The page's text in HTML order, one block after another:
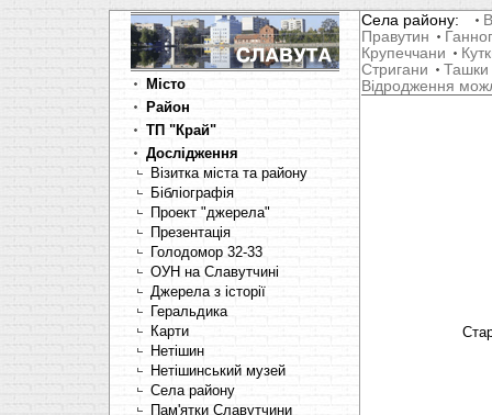
Місто
Район
ТП "Край"
Дослідження
Візитка міста та району
Бібліографія
Проект "джерела"
Презентація
Голодомор 32-33
ОУН на Славутчині
Джерела з історії
Геральдика
Карти
Нетішин
Нетішинський музей
Села району
Пам'ятки Славутчини
Села району:
Правутин
Крупеччани
Стригани
Ташки
Відродження